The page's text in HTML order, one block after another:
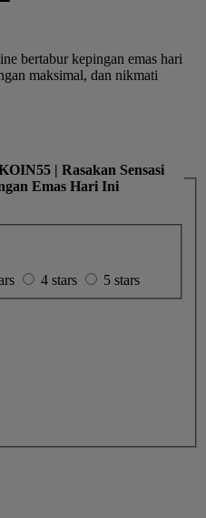
bertabur kepingan emas hari
maksimal, dan nikmati
| Rasakan Sensasi
Emas Hari Ini
4 stars
5 stars